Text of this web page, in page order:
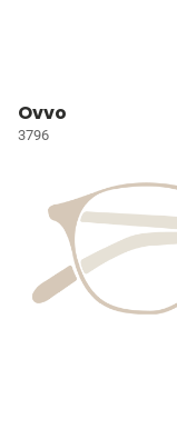
Ovvo
3796